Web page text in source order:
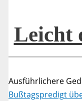
Leicht
Ausführlichere
Bußtagspredigt